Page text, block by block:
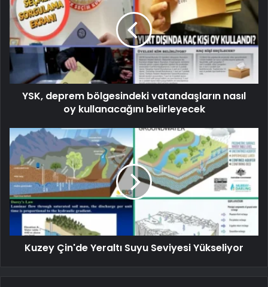
YSK, deprem bölgesindeki vatandaşların nasıl
oy kullanacağını belirleyecek
Kuzey Çin'de Yeraltı Suyu Seviyesi Yükseliyor